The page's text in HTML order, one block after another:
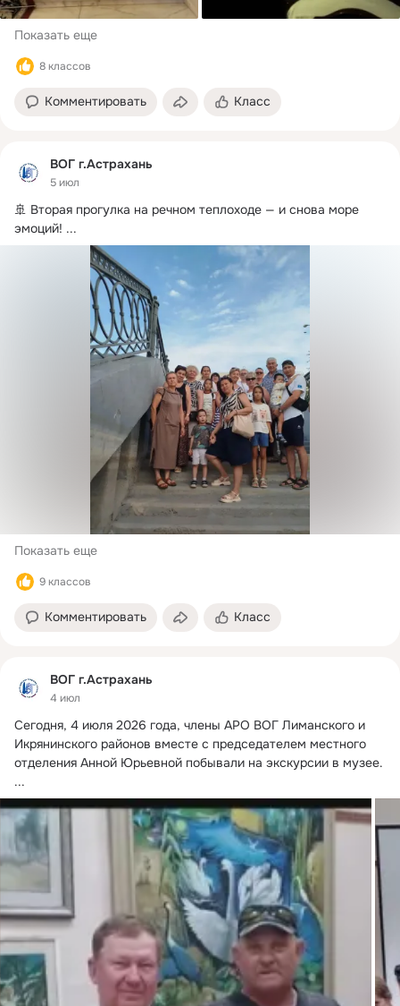
Показать еще
8 классов
Комментировать Класс
ВОГ г.Астрахань
5 июл
🚢 Вторая прогулка на речном теплоходе — и снова море
эмоций! ...
Показать еще
9 классов
Комментировать Класс
ВОГ г.Астрахань
4 июл
Сегодня, 4 июля 2026 года, члены АРО ВОГ Лиманского и
Икрянинского районов вместе с председателем местного
отделения Анной Юрьевной побывали на экскурсии в музее.
...